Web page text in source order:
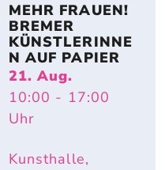
MEHR FRAUEN!
BREMER
KÜNSTLERINNE
N AUF PAPIER
21. Aug.
10:00 - 17:00
Uhr
Kunsthalle,